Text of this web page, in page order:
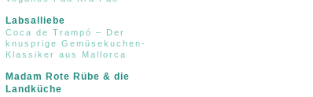
Labsalliebe
Coca de Trampó – Der
knusprige Gemüsekuchen-
Klassiker aus Mallorca
Madam Rote Rübe & die
Landküche